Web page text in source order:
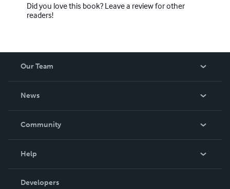
Did you love this book? Leave a review for other
readers!
Our Team
News
In The News
Community
Podcast
Help
Order Lookup
Developers